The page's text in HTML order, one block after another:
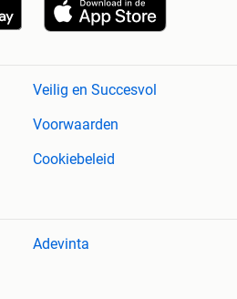
Veilig en Succesvol
Voorwaarden
Cookiebeleid
Adevinta